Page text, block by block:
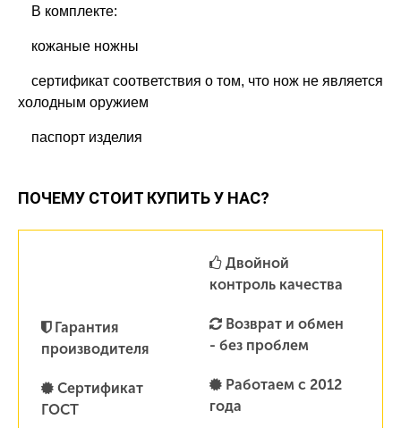
В комплекте:
кожаные ножны
сертификат соответствия о том, что нож не является
холодным оружием
паспорт изделия
ПОЧЕМУ СТОИТ КУПИТЬ У НАС?
Гарантия
производителя
Сертификат
ГОСТ
Двойной
контроль качества
Возврат и обмен
- без проблем
Работаем с 2012
года